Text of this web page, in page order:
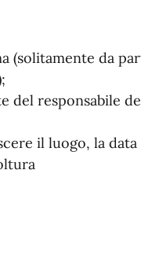
(solitamente da
del responsabile
il luogo, la data